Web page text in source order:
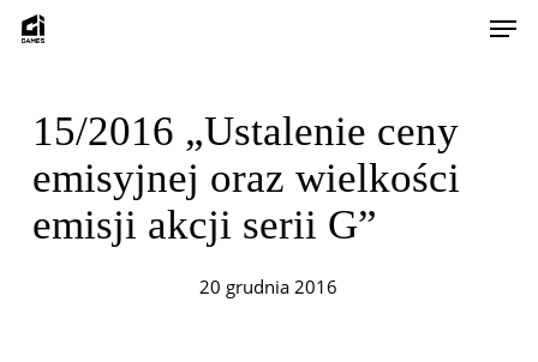
Skip
15/2016 „Ustalenie ceny
emisyjnej oraz wielkości
emisji akcji serii G”
20 grudnia 2016